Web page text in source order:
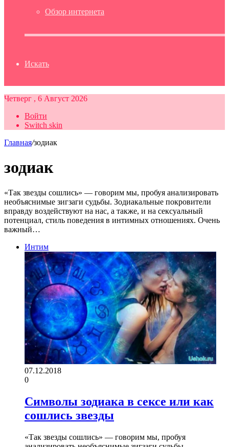
Обзор интернета
Искать
Четверг , 6 Август 2026
Войти
Switch skin
Главная/зодиак
зодиак
«Так звезды сошлись» — говорим мы, пробуя анализировать
необъяснимые зигзаги судьбы. Зодиакальные покровители
вправду воздействуют на нас, а также, и на сексуальный
потенциал, стиль поведения в интимных отношениях. Очень
важный…
Интим
07.12.2018
0
Символы зодиака в сексе или как
сошлись звезды
«Так звезды сошлись» — говорим мы, пробуя